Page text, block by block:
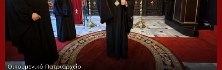
Οικουμενικό Πατριαρχείο